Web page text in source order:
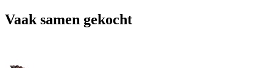
Vaak samen gekocht